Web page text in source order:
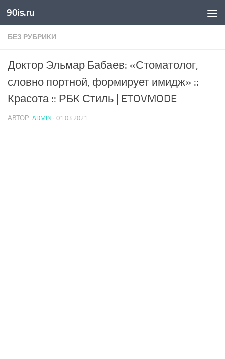
Skip to content
90is.ru
БЕЗ РУБРИКИ
Доктор Эльмар Бабаев: «Стоматолог,
словно портной, формирует имидж» ::
Красота :: РБК Стиль | ETOVMODE
АВТОР: ADMIN · 01.03.2021